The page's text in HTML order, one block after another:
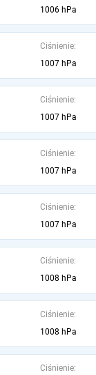
1006 hPa
Ciśnienie:
1007 hPa
Ciśnienie:
1007 hPa
Ciśnienie:
1007 hPa
Ciśnienie:
1007 hPa
Ciśnienie:
1008 hPa
Ciśnienie:
1008 hPa
Ciśnienie: